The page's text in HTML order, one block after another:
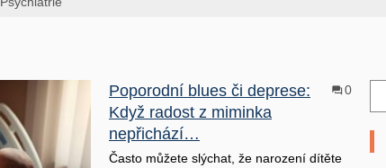
Poporodní blues či deprese:
Když radost z miminka
nepřichází…
0
Často můžete slýchat, že narození dítěte